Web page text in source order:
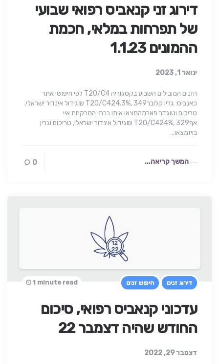
דירוג זני קנאביס רפואי שבועי
של תפרחות במלאי, חכמת
ההמונים 1.1.23
ינואר 1, 2023
הזנים המובילים השבוע בקטגוריה T20/C4 לפי חיפושי אתר
כאנביס: גרין קלוברT20/C424.3%, 349 ₪גידול אינדור ישראלי,
טריכום וטוגדר פארמהמצאו אותו בבתי המרקחת איי
אףT20/C424%, 329 ₪גידול אינדור ישראלי, טריכום וגרין
בויזמצאו…
המשך קריאה... 0
דירוג זנים חיפוש זנים
עדכוני קנאביס רפואי, סיכום
החודש שהיה דצמבר 22
דצמבר 29, 2022
1 minute read